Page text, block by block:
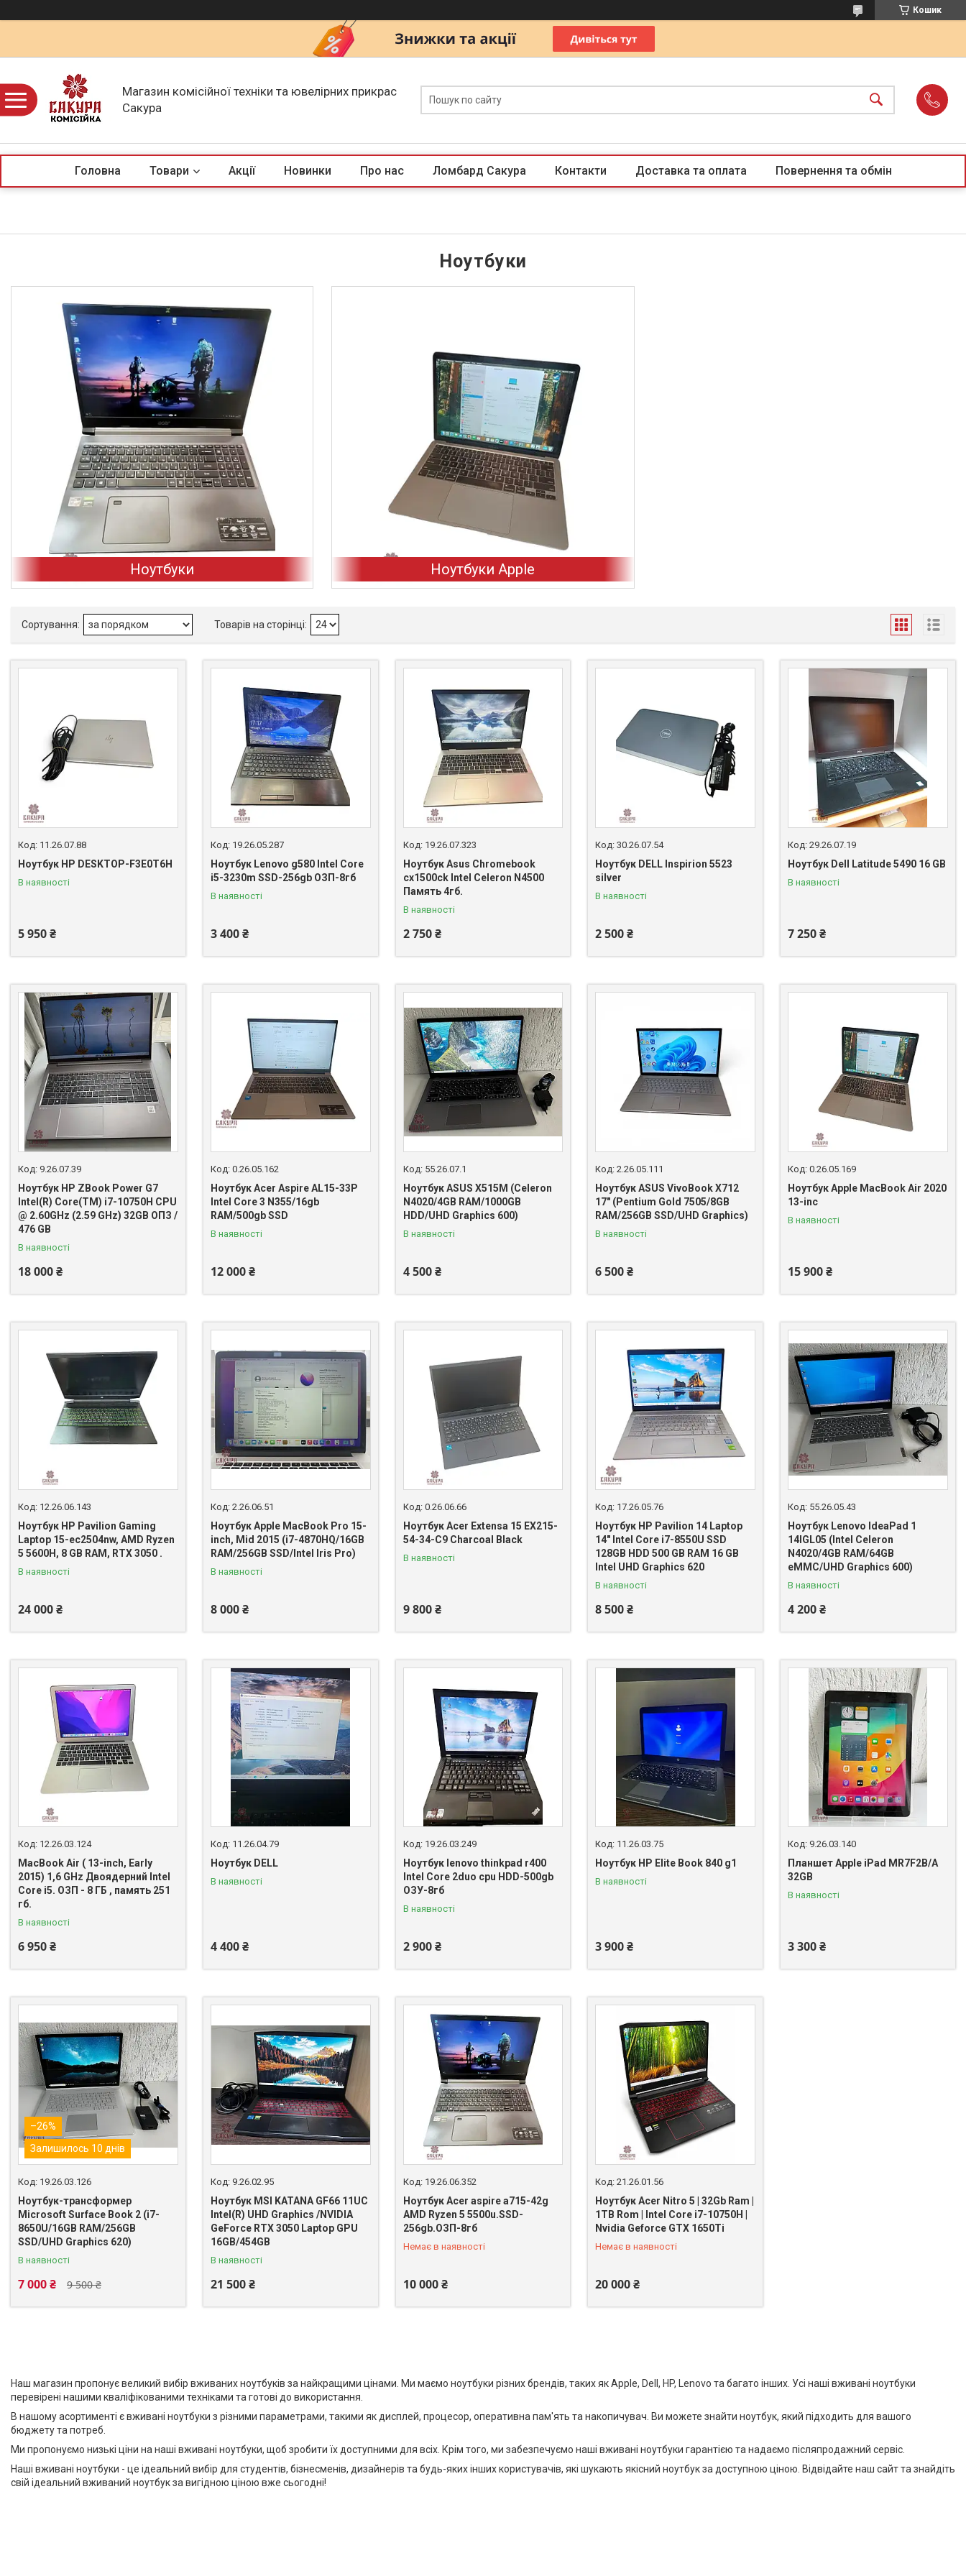
Кошик
Магазин комісійної техніки та ювелірних прикрас
Сакура
Головна Товари Акції Новинки Про нас Ломбард Сакура Контакти Доставка та оплата Повернення та обмін
Ноутбуки
Ноутбуки Ноутбуки Apple
11.26.07.88
Ноутбук HP DESKTOP-F3E0T6H
В наявності
5 950 ₴
19.26.05.287
Ноутбук Lenovo g580 Intel Core
i5-3230m SSD-256gb ОЗП-8гб
В наявності
3 400 ₴
19.26.07.323
Ноутбук Asus Chromebook
cx1500ck Intel Celeron N4500
Память 4гб.
В наявності
2 750 ₴
30.26.07.54
Ноутбук DELL Inspirion 5523
silver
В наявності
2 500 ₴
29.26.07.19
Ноутбук Dell Latitude 5490 16 GB
В наявності
7 250 ₴
9.26.07.39
Ноутбук HP ZBook Power G7
Intel(R) Core(TM) i7-10750H CPU
@ 2.60GHz (2.59 GHz) 32GB ОПЗ /
476 GB
В наявності
18 000 ₴
0.26.05.162
Ноутбук Acer Aspire AL15-33P
Intel Core 3 N355/16gb
RAM/500gb SSD
В наявності
12 000 ₴
55.26.07.1
Ноутбук ASUS X515M (Celeron
N4020/4GB RAM/1000GB
HDD/UHD Graphics 600)
В наявності
4 500 ₴
2.26.05.111
Ноутбук ASUS VivoBook X712
17" (Pentium Gold 7505/8GB
RAM/256GB SSD/UHD Graphics)
В наявності
6 500 ₴
0.26.05.169
Ноутбук Apple MacBook Air 2020
13-inc
В наявності
15 900 ₴
12.26.06.143
Ноутбук HP Pavilion Gaming
Laptop 15-ec2504nw, AMD Ryzen
5 5600H, 8 GB RAM, RTX 3050 .
В наявності
24 000 ₴
2.26.06.51
Ноутбук Apple MacBook Pro 15-
inch, Mid 2015 (i7-4870HQ/16GB
RAM/256GB SSD/Intel Iris Pro)
В наявності
8 000 ₴
0.26.06.66
Ноутбук Acer Extensa 15 EX215-
54-34-C9 Charcoal Black
В наявності
9 800 ₴
17.26.05.76
Ноутбук HP Pavilion 14 Laptop
14" Intel Core i7-8550U SSD
128GB HDD 500 GB RAM 16 GB
Intel UHD Graphics 620
В наявності
8 500 ₴
55.26.05.43
Ноутбук Lenovo IdeaPad 1
14IGL05 (Intel Celeron
N4020/4GB RAM/64GB
eMMC/UHD Graphics 600)
В наявності
4 200 ₴
12.26.03.124
MacBook Air ( 13-inch, Early
2015) 1,6 GHz Двоядерний Intel
Core i5. ОЗП - 8 ГБ , память 251
гб.
В наявності
6 950 ₴
11.26.04.79
Ноутбук DELL
В наявності
4 400 ₴
19.26.03.249
Ноутбук lenovo thinkpad r400
Intel Core 2duo cpu HDD-500gb
ОЗУ-8гб
В наявності
2 900 ₴
11.26.03.75
Ноутбук HP Elite Book 840 g1
В наявності
3 900 ₴
9.26.03.140
Планшет Apple iPad MR7F2B/A
32GB
В наявності
3 300 ₴
–26%
Залишилось 10 днів
19.26.03.126
Ноутбук-трансформер
Microsoft Surface Book 2 (i7-
8650U/16GB RAM/256GB
SSD/UHD Graphics 620)
В наявності
9 500 ₴
7 000 ₴
9.26.02.95
Ноутбук MSI KATANA GF66 11UC
Intel(R) UHD Graphics /NVIDIA
GeForce RTX 3050 Laptop GPU
16GB/454GB
В наявності
21 500 ₴
19.26.06.352
Ноутбук Аcer aspire a715-42g
AMD Ryzen 5 5500u.SSD-
256gb.ОЗП-8гб
Немає в наявності
10 000 ₴
21.26.01.56
Ноутбук Acer Nitro 5 | 32Gb Ram |
1TB Rom | Intel Core i7-10750H |
Nvidia Geforce GTX 1650Ti
Немає в наявності
20 000 ₴
Наш магазин пропонує великий вибір вживаних ноутбуків за найкращими цінами. Ми маємо ноутбуки різних брендів, таких як Apple, Dell, HP, Lenovo та багато інших. Усі наші вживані ноутбуки
перевірені нашими кваліфікованими техніками та готові до використання.
В нашому асортименті є вживані ноутбуки з різними параметрами, такими як дисплей, процесор, оперативна пам'ять та накопичувач. Ви можете знайти ноутбук, який підходить для вашого
бюджету та потреб.
Ми пропонуємо низькі ціни на наші вживані ноутбуки, щоб зробити їх доступними для всіх. Крім того, ми забезпечуємо наші вживані ноутбуки гарантією та надаємо післяпродажний сервіс.
Наші вживані ноутбуки - це ідеальний вибір для студентів, бізнесменів, дизайнерів та будь-яких інших користувачів, які шукають якісний ноутбук за доступною ціною. Відвідайте наш сайт та знайдіть
свій ідеальний вживаний ноутбук за вигідною ціною вже сьогодні!